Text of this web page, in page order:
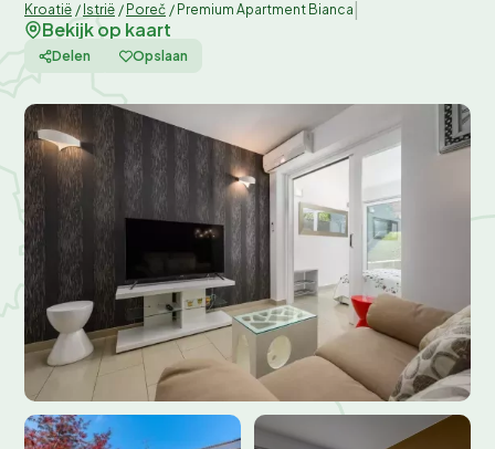
Kroatië / Istrië / Poreč / Premium Apartment Bianca
Bekijk op kaart
Delen Opslaan